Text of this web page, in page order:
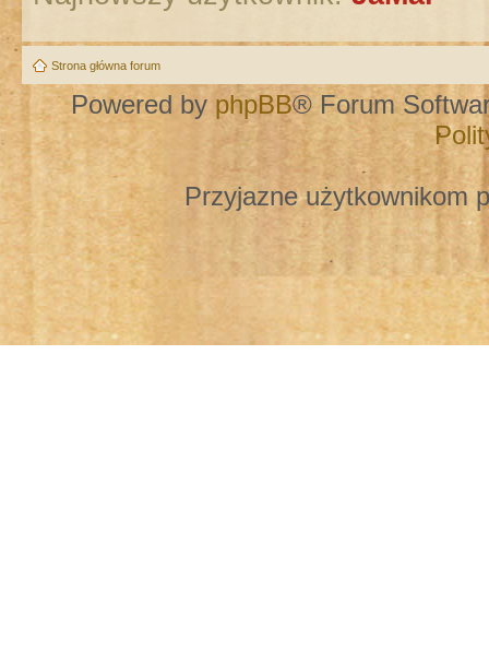
Strona główna forum
Powered by phpBB® Forum
Przyjazne użytkownikom